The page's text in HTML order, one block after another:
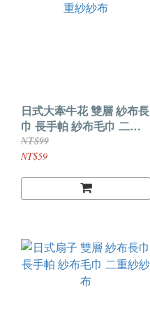
日式大牽牛花 雙層 紗布長
巾 長手帕 紗布毛巾 二重
紗紗布
NT$99
NT$59